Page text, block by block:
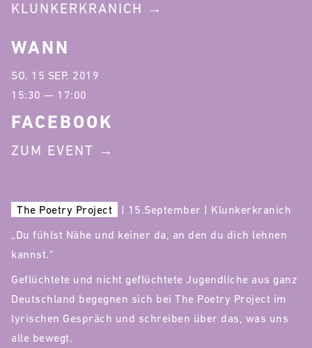
The Poetry Project
| 15.September | Klunkerkranich
„Du fühlst Nähe und keiner da, an den du dich lehnen
kannst.“
Geflüchtete und nicht geflüchtete Jugendliche aus ganz
Deutschland begegnen sich bei The Poetry Project im
lyrischen Gespräch und schreiben über das, was uns
alle bewegt.
KLUNKERKRANICH
WANN
SO. 15 SEP. 2019
15:30 — 17:00
FACEBOOK
ZUM EVENT